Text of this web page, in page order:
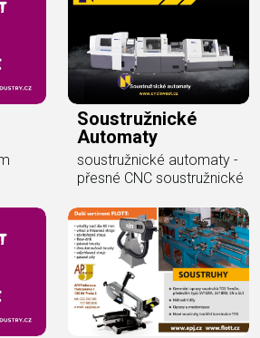
Soustružnické
Automaty
soustružnické automaty -
přesné CNC soustružnické